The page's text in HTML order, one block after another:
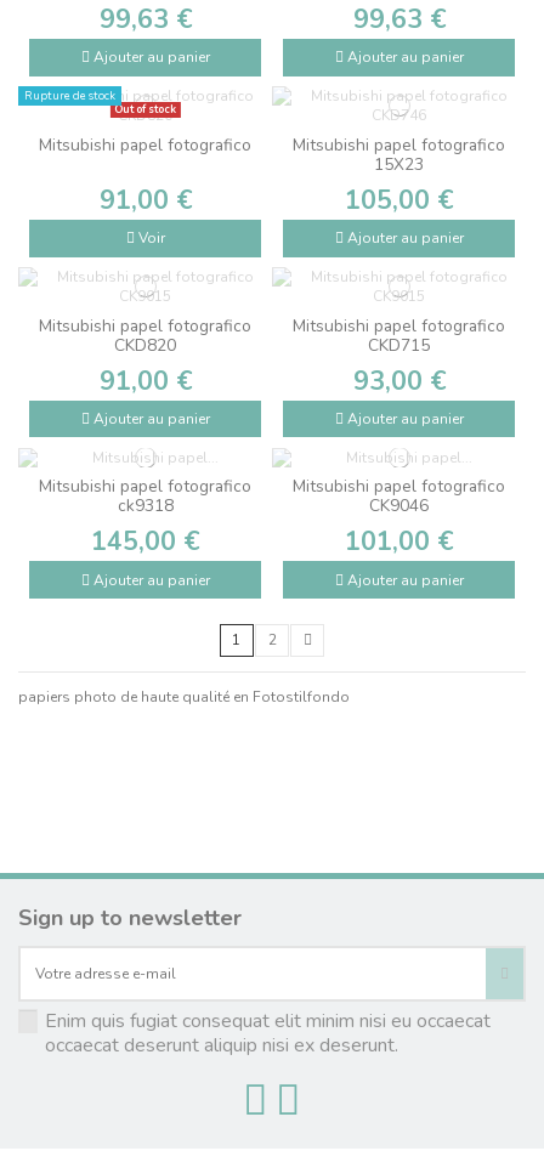
99,63 €
Ajouter au panier
99,63 €
Ajouter au panier
Rupture de stock
Out of stock
Mitsubishi papel fotografico
91,00 €
Voir
Mitsubishi papel fotografico
15X23
105,00 €
Ajouter au panier
Mitsubishi papel fotografico
CKD820
91,00 €
Ajouter au panier
Mitsubishi papel fotografico
CKD715
93,00 €
Ajouter au panier
Mitsubishi papel fotografico
ck9318
145,00 €
Ajouter au panier
Mitsubishi papel fotografico
CK9046
101,00 €
Ajouter au panier
1 2
papiers photo de haute qualité en Fotostilfondo
Sign up to newsletter
Enim quis fugiat consequat elit minim nisi eu occaecat
occaecat deserunt aliquip nisi ex deserunt.